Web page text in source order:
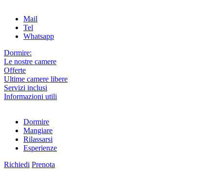
Mail
Tel
Whatsapp
Dormire:
Le nostre camere
Offerte
Ultime camere libere
Servizi inclusi
Informazioni utili
Dormire
Mangiare
Rilassarsi
Esperienze
Richiedi Prenota